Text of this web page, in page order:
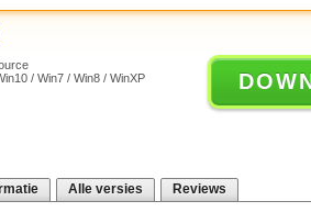
/ Win7 / Win8 / WinXP
Alle versies Reviews